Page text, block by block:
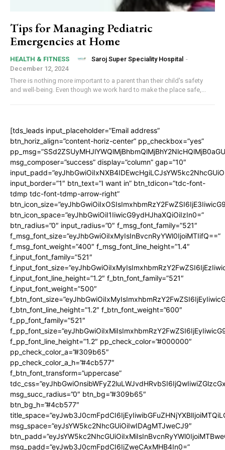
Tips for Managing Pediatric
Emergencies at Home
HEALTH & FITNESS Saroj Super Speciality Hospital -
December 12, 2024
There is nothing more important to a parent than their child's safety
and well-being. Even though we work hard to make the place safe,...
[tds_leads input_placeholder=”Email address”
btn_horiz_align=”content-horiz-center” pp_checkbox=”yes”
msg_composer=”success” display=”column” gap=”10″
input_border=”1″ btn_text=”I want in” btn_tdicon=”tdc-font-
tdmp tdc-font-tdmp-arrow-right”
btn_icon_space=”eyJhbGwiOiI1IiwicG9ydHJhaXQiOiIzIn0=”
btn_radius=”0″ input_radius=”0″ f_msg_font_family=”521″
f_msg_font_size=”eyJhbGwiOiIxMyIsInBvcnRyYWl0IjoiMTIifQ==”
f_msg_font_weight=”400″ f_msg_font_line_height=”1.4″
f_input_font_family=”521″
f_input_font_line_height=”1.2″ f_btn_font_family=”521″
f_input_font_weight=”500″
f_btn_font_line_height=”1.2″ f_btn_font_weight=”600″
f_pp_font_family=”521″
f_pp_font_line_height=”1.2″ pp_check_color=”#000000″
pp_check_color_a=”#309b65″
pp_check_color_a_h=”#4cb577″
f_btn_font_transform=”uppercase”
msg_succ_radius=”0″ btn_bg=”#309b65″
btn_bg_h=”#4cb577″
msg_space=”eyJsYW5kc2NhcGUiOiIwIDAgMTJweCJ9″
msg_padd=”eyJwb3J0cmFpdCI6IjZweCAxMHB4In0=”